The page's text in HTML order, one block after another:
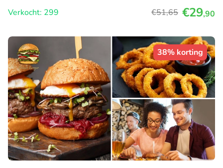
Verkocht: 299
€51,65 €29,90
38% korting